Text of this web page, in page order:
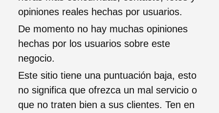
opiniones reales hechas por usuarios.
De momento no hay muchas opiniones
hechas por los usuarios sobre este
negocio.
Este sitio tiene una puntuación baja, esto
no significa que ofrezca un mal servicio o
que no traten bien a sus clientes. Ten en